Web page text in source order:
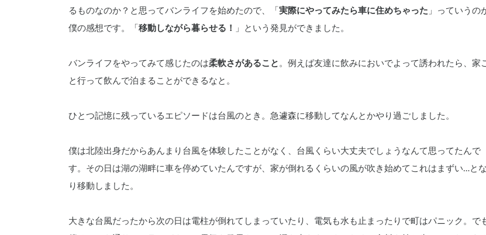
るものなのか？と思ってバンライフを始めたので、「 実際にやってみたら車に住めちゃった 」っていうの
僕の感想です。「 移動しながら暮らせる！ 」という発見ができました。
バンライフをやってみて感じたのは柔軟さがあること 。例えば友達に飲みにおいでよって誘われたら、家
と行って飲んで泊まることができるなと。
ひとつ記憶に残っているエピソードは台風のとき。急遽森に移動してなんとかやり過ごしました。
僕は北陸出身だからあんまり台風を体験したことがなく、台風くらい大丈夫でしょうなんて思ってたんで
す。その日は湖の湖畔に車を停めていたんですが、家が倒れるくらいの風が吹き始めてこれはまずい…とな
り移動しました。
大きな台風だったから次の日は電柱が倒れてしまっていたり、電気も水も止まったりで町はパニック。で